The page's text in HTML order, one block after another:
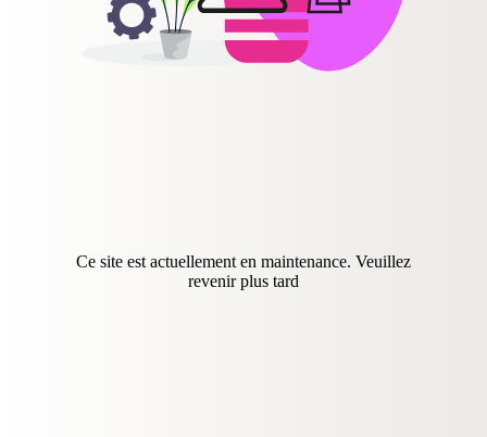
Ce site est actuellement en maintenance. Veuillez
revenir plus tard